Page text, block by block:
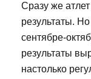
Сразу же
результаты.
сентябре-
результаты
настолько